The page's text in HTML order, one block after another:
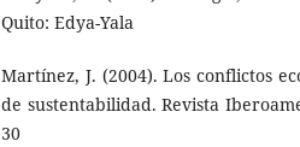
Quito: Edya-Yala
Martínez, J. (2004). Los conflictos
de sustentabilidad. Revista
30